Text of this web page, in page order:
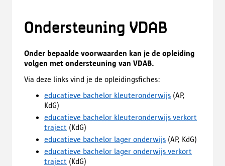
Ondersteuning VDAB
Onder bepaalde voorwaarden kan je de opleiding
volgen met ondersteuning van VDAB.
Via deze links vind je de opleidingsfiches:
educatieve bachelor kleuteronderwijs (AP,
KdG)
educatieve bachelor kleuteronderwijs verkort
traject (KdG)
educatieve bachelor lager onderwijs (AP, KdG)
educatieve bachelor lager onderwijs verkort
traject (KdG)